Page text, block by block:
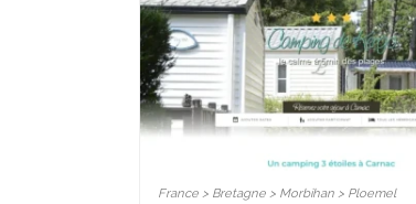
France > Bretagne > Morbihan > Ploemel